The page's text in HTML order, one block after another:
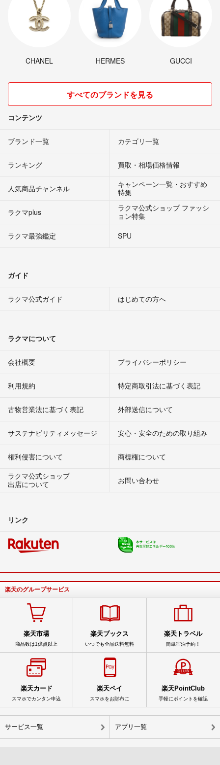
CHANEL HERMES GUCCI
すべてのブランドを見る
コンテンツ
ブランド一覧 カテゴリ一覧
ランキング 買取・相場価格情報
人気商品チャンネル
キャンペーン一覧・おすすめ
特集
ラクマplus
ラクマ公式ショップ ファッシ
ョン特集
ラクマ最強鑑定
SPU
ガイド
ラクマ公式ガイド はじめての方へ
ラクマについて
会社概要 プライバシーポリシー
利用規約 特定商取引法に基づく表記
古物営業法に基づく表記 外部送信について
サステナビリティメッセージ 安心・安全のための取り組み
権利侵害について
商標権について
ラクマ公式ショップ
出店について
お問い合わせ
リンク
楽天のグループサービス
楽天市場
商品数は1億点以上
楽天ブックス
いつでも全品送料無料
楽天トラベル
簡単宿泊予約！
楽天カード
スマホでカンタン申込
楽天ペイ
スマホをお財布に
楽天PointClub
手軽にポイントを確認
サービス一覧 アプリ一覧